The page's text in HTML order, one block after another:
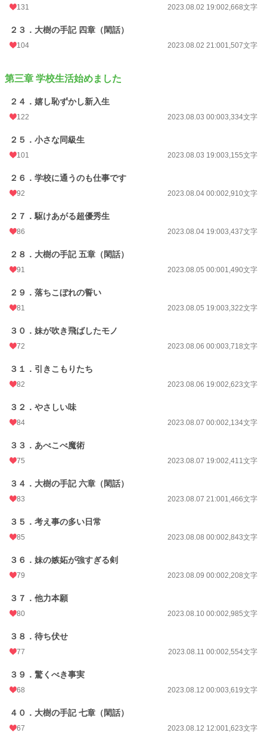
131 2023.08.02 19:002,668文字
２３．大樹の手記 四章（閑話）
104 2023.08.02 21:001,507文字
第三章 学校生活始めました
２４．嬉し恥ずかし新入生
122 2023.08.03 00:003,334文字
２５．小さな同級生
101 2023.08.03 19:003,155文字
２６．学校に通うのも仕事です
92 2023.08.04 00:002,910文字
２７．駆けあがる超優秀生
86 2023.08.04 19:003,437文字
２８．大樹の手記 五章（閑話）
91 2023.08.05 00:001,490文字
２９．落ちこぼれの誓い
81 2023.08.05 19:003,322文字
３０．妹が吹き飛ばしたモノ
72 2023.08.06 00:003,718文字
３１．引きこもりたち
82 2023.08.06 19:002,623文字
３２．やさしい味
84 2023.08.07 00:002,134文字
３３．あべこべ魔術
75 2023.08.07 19:002,411文字
３４．大樹の手記 六章（閑話）
83 2023.08.07 21:001,466文字
３５．考え事の多い日常
85 2023.08.08 00:002,843文字
３６．妹の嫉妬が強すぎる剣
79 2023.08.09 00:002,208文字
３７．他力本願
80 2023.08.10 00:002,985文字
３８．待ち伏せ
77 2023.08.11 00:002,554文字
３９．驚くべき事実
68 2023.08.12 00:003,619文字
４０．大樹の手記 七章（閑話）
67 2023.08.12 12:001,623文字